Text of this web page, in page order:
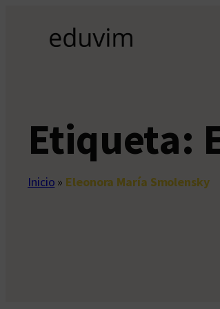
contenido
Etiqueta:
Inicio » Eleonora María Smolensky